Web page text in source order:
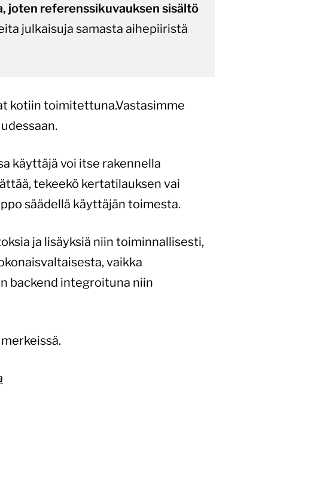
joten referenssikuvauksen sisältö
julkaisuja samasta aihepiiristä
kotiin toimitettuna.Vastasimme
käyttäjä voi itse rakennella
tekeekö kertatilauksen vai
säädellä käyttäjän toimesta.
ja lisäyksiä niin toiminnallisesti,
vaikka
backend integroituna niin